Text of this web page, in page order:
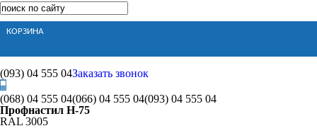
КОРЗИНА
(093) 04 555 04Заказать звонок
(068) 04 555 04(066) 04 555 04(093) 04 555 04
Профнастил Н-75
RAL 3005